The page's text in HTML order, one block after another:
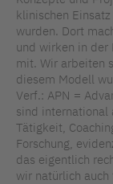
klinischen
wurden. Dort
und wirken in der
mit. Wir arbeiten
diesem Modell
Verf.: APN =
sind international
Tätigkeit,
Forschung,
das eigentlich
wir natürlich